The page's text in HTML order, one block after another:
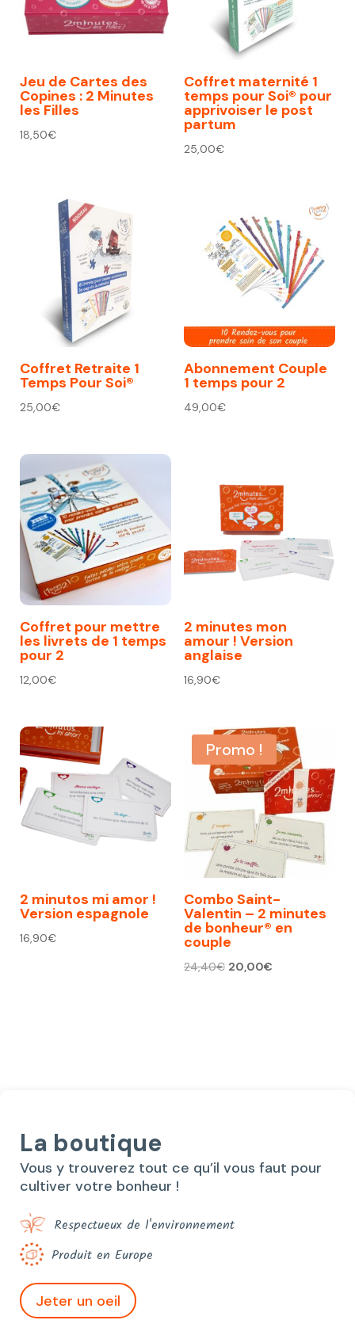
Jeu de Cartes des
Copines : 2 Minutes
les Filles
18,50€
Coffret maternité 1
temps pour Soi® pour
apprivoiser le post
partum
25,00€
Coffret Retraite 1
Temps Pour Soi®
25,00€
Abonnement Couple
1 temps pour 2
49,00€
Coffret pour mettre
les livrets de 1 temps
pour 2
12,00€
2 minutes mon
amour ! Version
anglaise
16,90€
2 minutos mi amor !
Version espagnole
16,90€
Promo !
Combo Saint-
Valentin – 2 minutes
de bonheur® en
couple
24,40€ Le
20,00€Le
La boutique
Vous y trouverez tout ce qu’il vous faut pour
cultiver votre bonheur !
Respectueux de l'environnement
Produit en Europe
Jeter un oeil